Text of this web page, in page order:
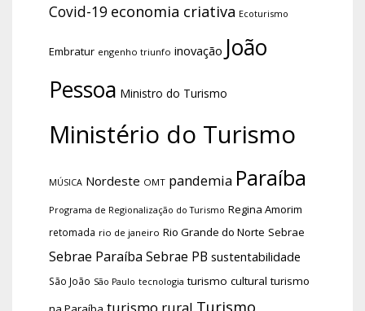
Covid-19 economia criativa Ecoturismo
Embratur engenho triunfo inovação João
Pessoa Ministro do Turismo
Ministério do Turismo
MÚSICA Nordeste OMT pandemia Paraíba
Programa de Regionalização do Turismo Regina Amorim
retomada rio de janeiro Rio Grande do Norte Sebrae
Sebrae Paraíba Sebrae PB sustentabilidade
São João São Paulo tecnologia turismo cultural turismo
turismo rural Turismo